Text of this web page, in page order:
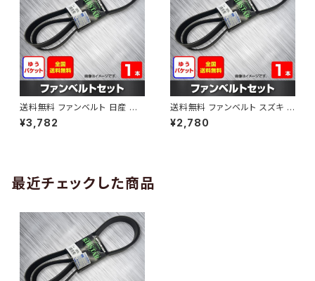
送料無料 ファンベルト 日産 キ
ューブ 型式Z12 H20.11～H24.
10 （国内トップメーカー） 1本 H
¥3,782
送料無料 ファンベルト スズキ ワ
ゴンR 型式MH34S H24.09～
H29.02 （国内トップメーカー）
¥2,780
最近チェックした商品